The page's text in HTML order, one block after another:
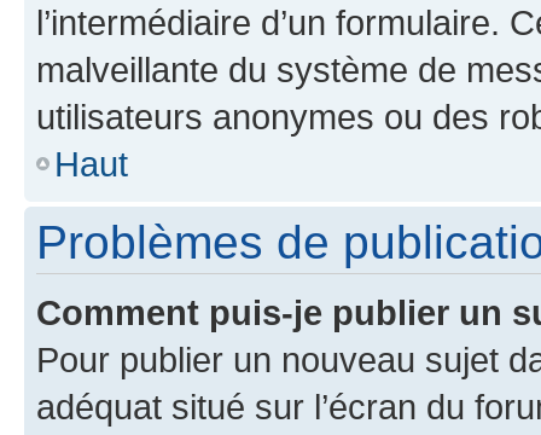
l’intermédiaire d’un formulaire.
malveillante du système de
utilisateurs anonymes ou des
Haut
Problèmes de
Comment puis-je publier un
Pour publier un nouveau sujet
adéquat situé sur l’écran du